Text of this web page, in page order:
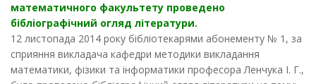
математичного факультету проведено
бібліографічний огляд літератури.
12 листопада 2014 року бібліотекарями абонементу № 1, за
сприяння викладача кафедри методики викладання
математики, фізики та інформатики професора Ленчука І. Г.,